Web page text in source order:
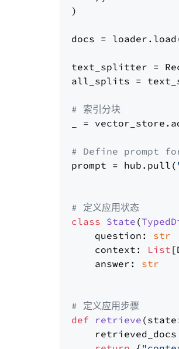
)
docs =
text_splitter =
all_splits =
# 索引分块
_ =
# Define prompt
prompt = hub.pull(
# 定义应用状态
class State (
    question:
str
    context:
List
    answer:
str
# 定义应用步骤
def
retrieve (